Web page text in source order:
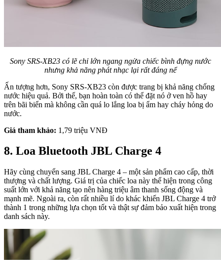
Sony SRS-XB23 có lẽ chỉ lớn ngang ngửa chiếc bình đựng nước
nhưng khả năng phát nhạc lại rất đáng nể
Ấn tượng hơn, Sony SRS-XB23 còn được trang bị khả năng chống
nước hiệu quả. Bởi thế, bạn hoàn toàn có thể đặt nó ở ven hồ hay
trên bãi biển mà không cần quá lo lắng loa bị ẩm hay cháy hỏng do
nước.
Giá tham khảo: 1,79 triệu VNĐ
8. Loa Bluetooth JBL Charge 4
Hãy cùng chuyển sang JBL Charge 4 – một sản phẩm cao cấp, thời
thượng và chất lượng. Giá trị của chiếc loa này thể hiện trong công
suất lớn với khả năng tạo nên hàng triệu âm thanh sống động và
mạnh mẽ. Ngoài ra, còn rất nhiều lí do khác khiến JBL Charge 4 trở
thành 1 trong những lựa chọn tốt và thật sự đảm bảo xuất hiện trong
danh sách này.